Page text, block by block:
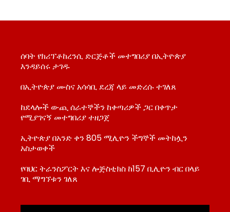
ሰባት የክሪፕቶከረንሲ ድርጅቶች መተግበሪያ በኢትዮጵያ
እንዳይሰሩ ታገዱ
በኢትዮጵያ ሙስና አሳሳቢ ደረጃ ላይ መድረሱ ተገለጸ
ከደላሎች ውጪ ሰራተኞችን ከቀጣሪዎች ጋር በቀጥታ
የሚያገናኝ መተግበሪያ ተዘጋጀ
ኢትዮጵያ በአንድ ቀን 805 ሚሊዮን ችግኞች መትከሏን
አስታወቀች
የባህር ትራንስፖርት እና ሎጅስቲክስ ከ157 ቢሊዮን ብር በላይ
ገቢ ማግኘቱን ገለጸ